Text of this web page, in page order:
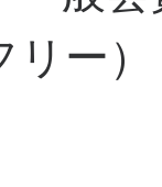
ー）